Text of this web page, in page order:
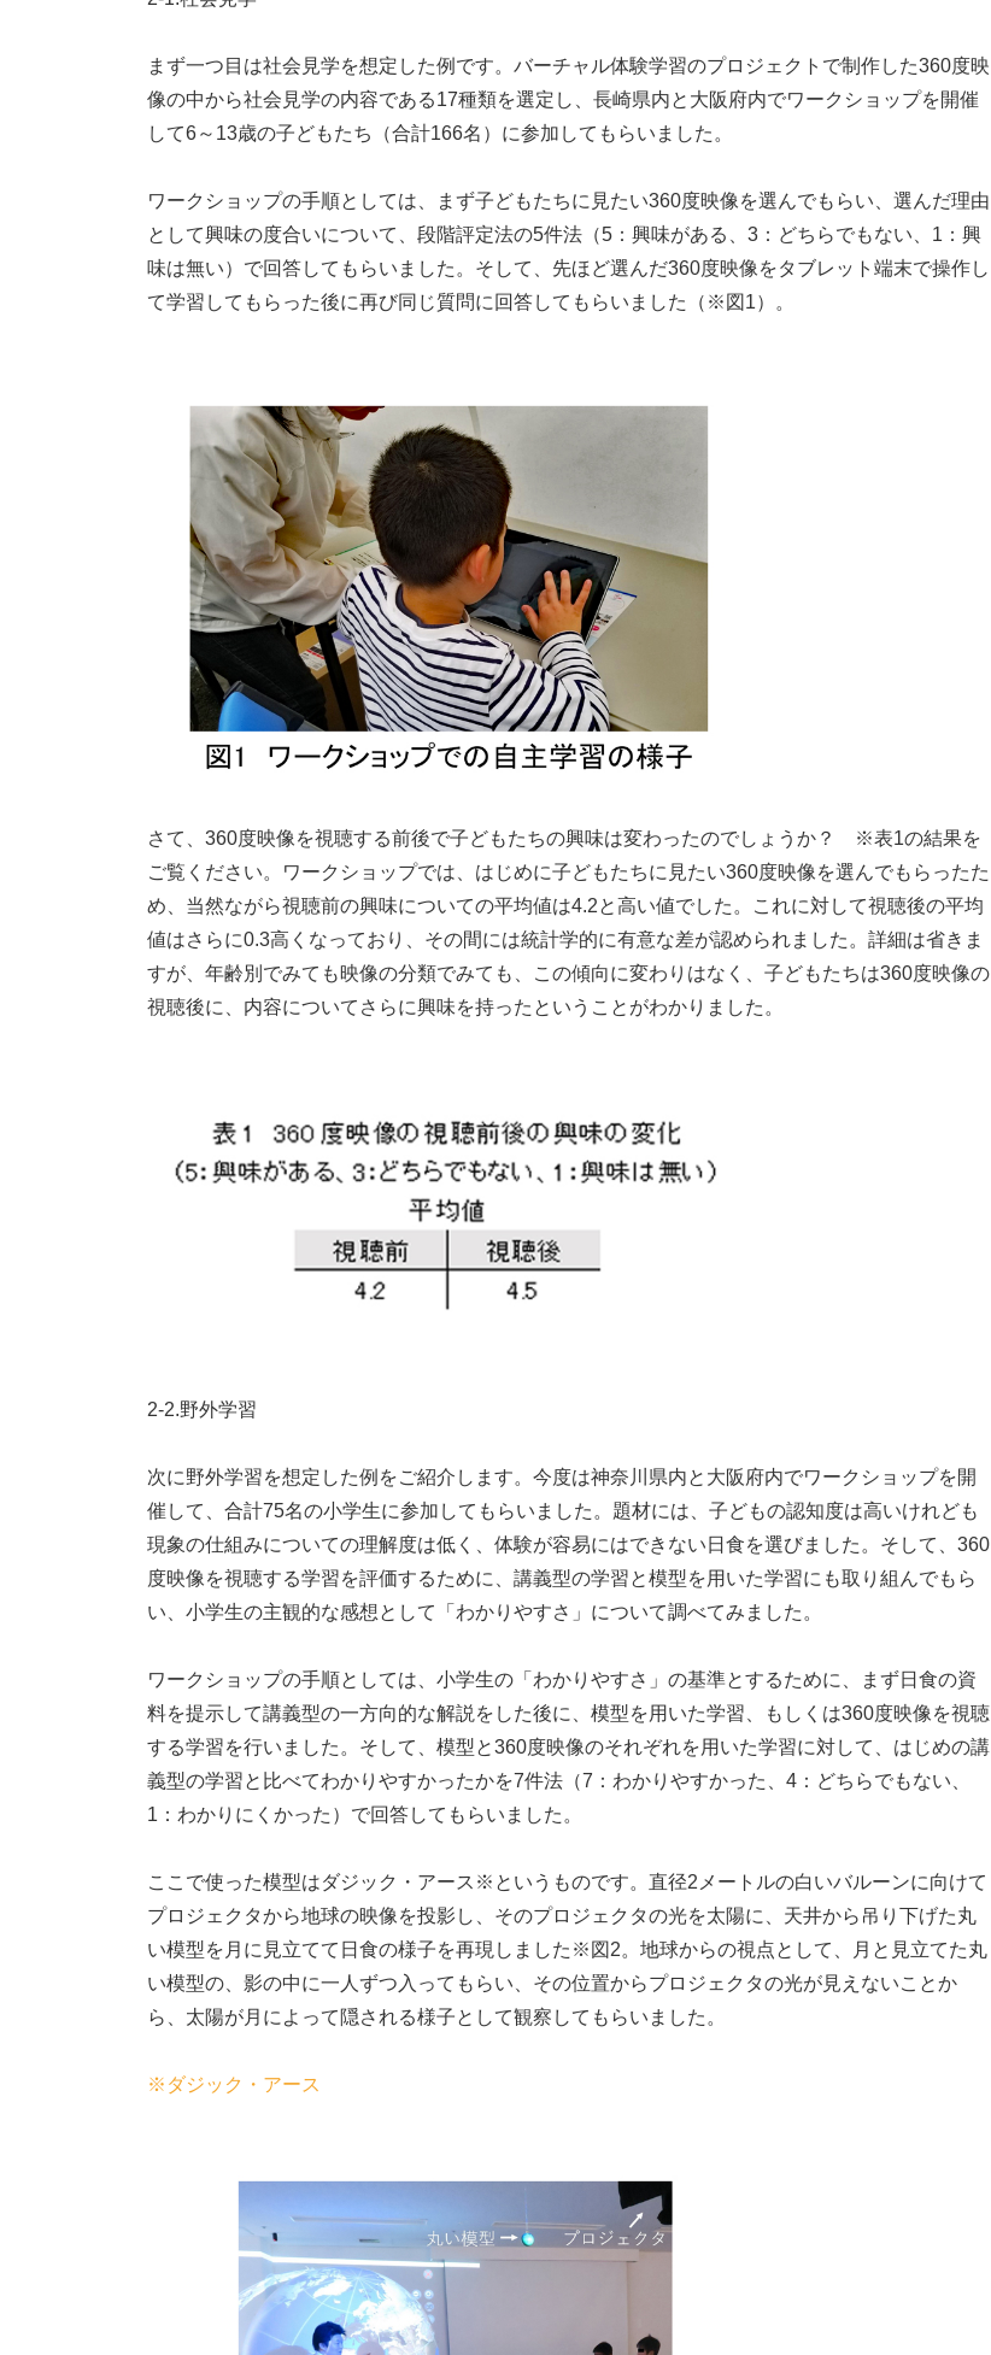
まず一つ目は社会見学を想定した例です。バーチャル体験学習のプロジェクトで制作した360度映
像の中から社会見学の内容である17種類を選定し、長崎県内と大阪府内でワークショップを開催
して6～13歳の子どもたち（合計166名）に参加してもらいました。
ワークショップの手順としては、まず子どもたちに見たい360度映像を選んでもらい、選んだ理由
として興味の度合いについて、段階評定法の5件法（5：興味がある、3：どちらでもない、1：興
味は無い）で回答してもらいました。そして、先ほど選んだ360度映像をタブレット端末で操作し
て学習してもらった後に再び同じ質問に回答してもらいました（※図1）。
さて、360度映像を視聴する前後で子どもたちの興味は変わったのでしょうか？ ※表1の結果を
ご覧ください。ワークショップでは、はじめに子どもたちに見たい360度映像を選んでもらったた
め、当然ながら視聴前の興味についての平均値は4.2と高い値でした。これに対して視聴後の平均
値はさらに0.3高くなっており、その間には統計学的に有意な差が認められました。詳細は省きま
すが、年齢別でみても映像の分類でみても、この傾向に変わりはなく、子どもたちは360度映像の
視聴後に、内容についてさらに興味を持ったということがわかりました。
2-2.野外学習
次に野外学習を想定した例をご紹介します。今度は神奈川県内と大阪府内でワークショップを開
催して、合計75名の小学生に参加してもらいました。題材には、子どもの認知度は高いけれども
現象の仕組みについての理解度は低く、体験が容易にはできない日食を選びました。そして、360
度映像を視聴する学習を評価するために、講義型の学習と模型を用いた学習にも取り組んでもら
い、小学生の主観的な感想として「わかりやすさ」について調べてみました。
ワークショップの手順としては、小学生の「わかりやすさ」の基準とするために、まず日食の資
料を提示して講義型の一方向的な解説をした後に、模型を用いた学習、もしくは360度映像を視聴
する学習を行いました。そして、模型と360度映像のそれぞれを用いた学習に対して、はじめの講
義型の学習と比べてわかりやすかったかを7件法（7：わかりやすかった、4：どちらでもない、
1：わかりにくかった）で回答してもらいました。
ここで使った模型はダジック・アース※というものです。直径2メートルの白いバルーンに向けて
プロジェクタから地球の映像を投影し、そのプロジェクタの光を太陽に、天井から吊り下げた丸
い模型を月に見立てて日食の様子を再現しました※図2。地球からの視点として、月と見立てた丸
い模型の、影の中に一人ずつ入ってもらい、その位置からプロジェクタの光が見えないことか
ら、太陽が月によって隠される様子として観察してもらいました。
※ダジック・アース